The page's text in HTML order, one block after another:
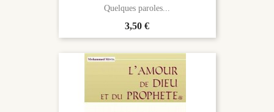
Quelques paroles...
Prix
3,50 €